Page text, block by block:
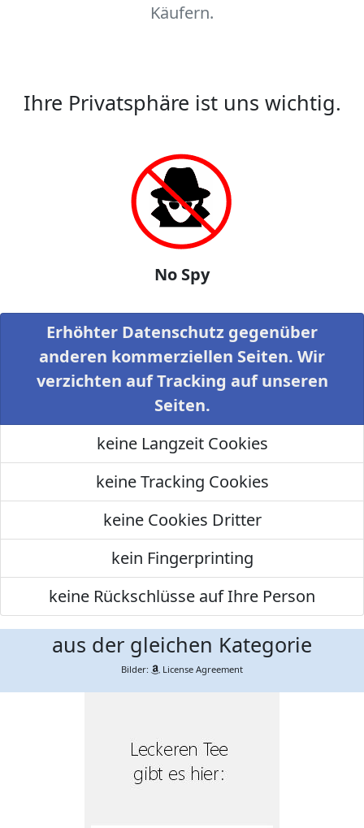
Käufern.
Ihre Privatsphäre ist uns wichtig.
No Spy
Erhöhter Datenschutz gegenüber
anderen kommerziellen Seiten. Wir
verzichten auf Tracking auf unseren
Seiten.
keine Langzeit Cookies
keine Tracking Cookies
keine Cookies Dritter
kein Fingerprinting
keine Rückschlüsse auf Ihre Person
aus der gleichen Kategorie
Bilder: License Agreement